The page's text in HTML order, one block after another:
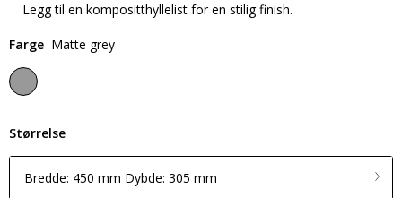
Legg til en kompositthyllelist for en stilig finish.
Farge Matte grey
Størrelse
Bredde: 450 mm Dybde: 305 mm